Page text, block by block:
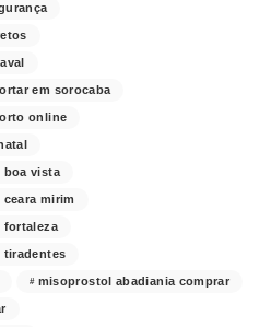
em sorocaba
online
boa vista
mirim
fortaleza
tiradentes
misoprostol abadiania comprar